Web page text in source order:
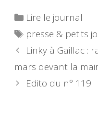
Catégories
Lire le journal
Étiquettes
presse & petits
Linky à Gaillac :
mars devant la
Edito du n° 119